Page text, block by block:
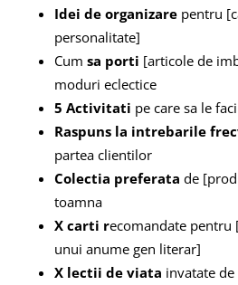
Idei de organizarepentru
personalitate]
Cum sa porti [articole de
moduri eclectice
5 Activitati pe care sa le
Raspuns la intrebarile
partea clientilor
Colectia preferata de
toamna
X carti recomandate pentru
unui anume gen literar]
X lectii de viata invatate